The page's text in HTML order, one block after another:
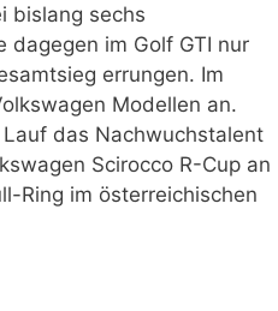
bislang sechs
dagegen im Golf GTI nur
errungen. Im
Modellen an.
das Nachwuchstalent
Scirocco R-Cup an
Ring im österreichischen